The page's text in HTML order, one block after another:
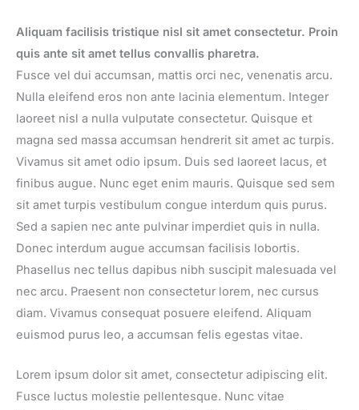
Aliquam facilisis tristique nisl sit amet consectetur. Proin
quis ante sit amet tellus convallis pharetra.
Fusce vel dui accumsan, mattis orci nec, venenatis arcu.
Nulla eleifend eros non ante lacinia elementum. Integer
laoreet nisl a nulla vulputate consectetur. Quisque et
magna sed massa accumsan hendrerit sit amet ac turpis.
Vivamus sit amet odio ipsum. Duis sed laoreet lacus, et
finibus augue. Nunc eget enim mauris. Quisque sed sem
sit amet turpis vestibulum congue interdum quis purus.
Sed a sapien nec ante pulvinar imperdiet quis in nulla.
Donec interdum augue accumsan facilisis lobortis.
Phasellus nec tellus dapibus nibh suscipit malesuada vel
nec arcu. Praesent non consectetur lorem, nec cursus
diam. Vivamus consequat posuere eleifend. Aliquam
euismod purus leo, a accumsan felis egestas vitae.
Lorem ipsum dolor sit amet, consectetur adipiscing elit.
Fusce luctus molestie pellentesque. Nunc vitae